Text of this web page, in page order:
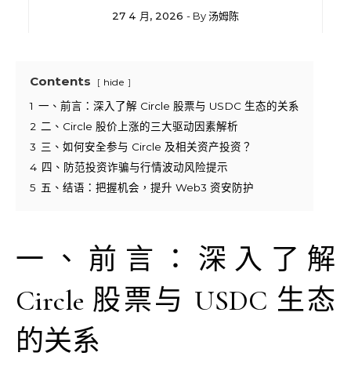
27 4 月, 2026 - By汤姆陈
Contents hide
1 一、前言：深入了解 Circle 股票与 USDC 生态的关系
2 二、Circle 股价上涨的三大驱动因素解析
3 三、如何安全参与 Circle 及相关资产投资？
4 四、防范投资诈骗与行情波动风险提示
5 五、结语：把握机会，提升 Web3 资安防护
一、前言：深入了解
Circle 股票与 USDC 生态
的关系